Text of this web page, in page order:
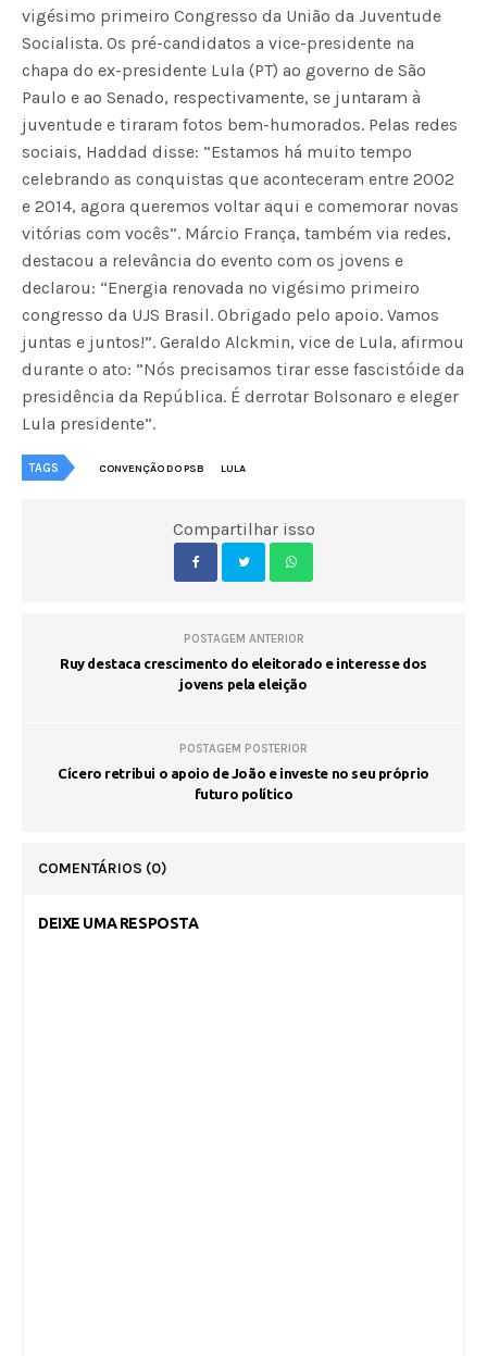
vigésimo primeiro Congresso da União da Juventude
Socialista. Os pré-candidatos a vice-presidente na
chapa do ex-presidente Lula (PT) ao governo de São
Paulo e ao Senado, respectivamente, se juntaram à
juventude e tiraram fotos bem-humorados. Pelas redes
sociais, Haddad disse: “Estamos há muito tempo
celebrando as conquistas que aconteceram entre 2002
e 2014, agora queremos voltar aqui e comemorar novas
vitórias com vocês”. Márcio França, também via redes,
destacou a relevância do evento com os jovens e
declarou: “Energia renovada no vigésimo primeiro
congresso da UJS Brasil. Obrigado pelo apoio. Vamos
juntas e juntos!”. Geraldo Alckmin, vice de Lula, afirmou
durante o ato: “Nós precisamos tirar esse fascistóide da
presidência da República. É derrotar Bolsonaro e eleger
Lula presidente”.
TAGS CONVENÇÃO DO PSB LULA
Compartilhar isso
POSTAGEM ANTERIOR
Ruy destaca crescimento do eleitorado e interesse dos
jovens pela eleição
POSTAGEM POSTERIOR
Cícero retribui o apoio de João e investe no seu próprio
futuro político
COMENTÁRIOS (0)
DEIXE UMA RESPOSTA